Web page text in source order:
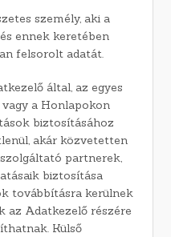
személy, aki a
ennek keretében
felsorolt adatát.
által, az egyes
a Honlapokon
biztosításához
akár közvetetten
partnerek,
biztosítása
továbbításra kerülnek
az Adatkezelő részére
Külső